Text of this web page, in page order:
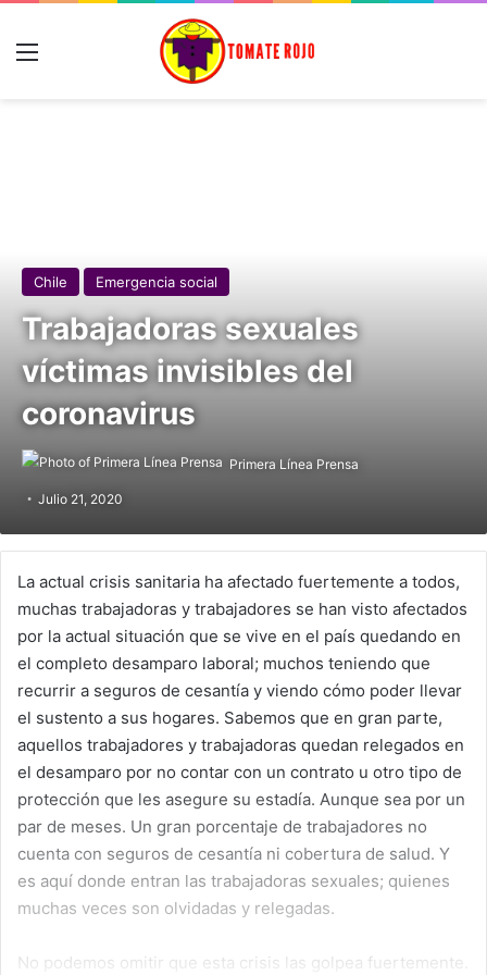
Chile Emergencia social
Trabajadoras sexuales
víctimas invisibles del
coronavirus
Primera Línea Prensa
Julio 21, 2020
La actual crisis sanitaria ha afectado fuertemente a todos,
muchas trabajadoras y trabajadores se han visto afectados
por la actual situación que se vive en el país quedando en
el completo desamparo laboral; muchos teniendo que
recurrir a seguros de cesantía y viendo cómo poder llevar
el sustento a sus hogares. Sabemos que en gran parte,
aquellos trabajadores y trabajadoras quedan relegados en
el desamparo por no contar con un contrato u otro tipo de
protección que les asegure su estadía. Aunque sea por un
par de meses. Un gran porcentaje de trabajadores no
cuenta con seguros de cesantía ni cobertura de salud. Y
es aquí donde entran las trabajadoras sexuales; quienes
muchas veces son olvidadas y relegadas.
No podemos omitir que esta crisis las golpea fuertemente.